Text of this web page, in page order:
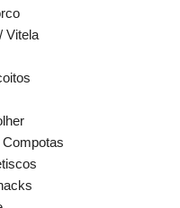
Vitela